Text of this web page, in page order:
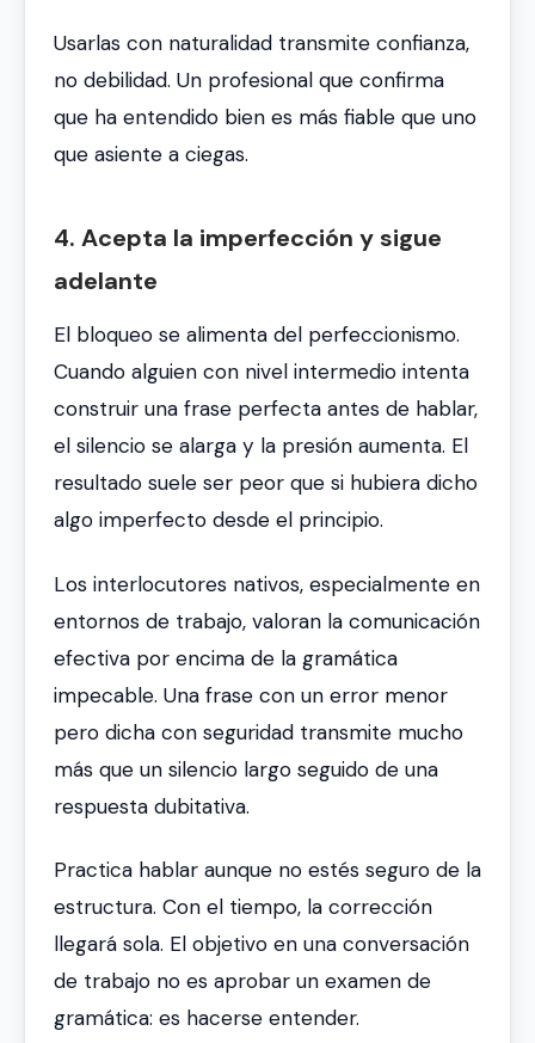
Usarlas con naturalidad transmite confianza,
no debilidad. Un profesional que confirma
que ha entendido bien es más fiable que uno
que asiente a ciegas.
4. Acepta la imperfección y sigue
adelante
El bloqueo se alimenta del perfeccionismo.
Cuando alguien con nivel intermedio intenta
construir una frase perfecta antes de hablar,
el silencio se alarga y la presión aumenta. El
resultado suele ser peor que si hubiera dicho
algo imperfecto desde el principio.
Los interlocutores nativos, especialmente en
entornos de trabajo, valoran la comunicación
efectiva por encima de la gramática
impecable. Una frase con un error menor
pero dicha con seguridad transmite mucho
más que un silencio largo seguido de una
respuesta dubitativa.
Practica hablar aunque no estés seguro de la
estructura. Con el tiempo, la corrección
llegará sola. El objetivo en una conversación
de trabajo no es aprobar un examen de
gramática: es hacerse entender.